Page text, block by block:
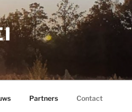
Partners Contact